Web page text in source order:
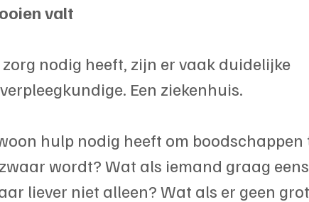
valt
nodig heeft, zijn er vaak duidelijke
Een ziekenhuis.
hulp nodig heeft om boodschappen
wordt? Wat als iemand graag eens
liever niet alleen? Wat als er geen